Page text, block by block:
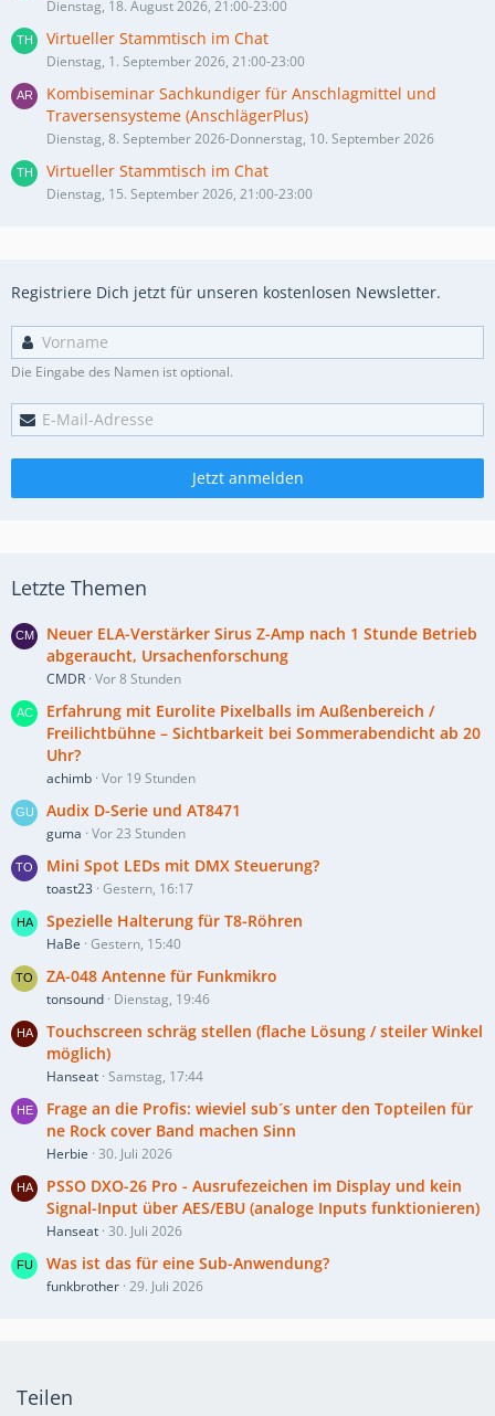
Dienstag, 18. August 2026, 21:00-23:00
Virtueller Stammtisch im Chat
Dienstag, 1. September 2026, 21:00-23:00
Kombiseminar Sachkundiger für Anschlagmittel und
Traversensysteme (AnschlägerPlus)
Dienstag, 8. September 2026-Donnerstag, 10. September 2026
Virtueller Stammtisch im Chat
Dienstag, 15. September 2026, 21:00-23:00
Registriere Dich jetzt für unseren kostenlosen Newsletter.
Die Eingabe des Namen ist optional.
Jetzt anmelden
Letzte Themen
Neuer ELA-Verstärker Sirus Z-Amp nach 1 Stunde Betrieb
abgeraucht, Ursachenforschung
CMDR Vor 8 Stunden
Erfahrung mit Eurolite Pixelballs im Außenbereich /
Freilichtbühne – Sichtbarkeit bei Sommerabendicht ab 20
Uhr?
achimb Vor 19 Stunden
Audix D-Serie und AT8471
guma Vor 23 Stunden
Mini Spot LEDs mit DMX Steuerung?
toast23 Gestern, 16:17
Spezielle Halterung für T8-Röhren
HaBe Gestern, 15:40
ZA-048 Antenne für Funkmikro
tonsound Dienstag, 19:46
Touchscreen schräg stellen (flache Lösung / steiler Winkel
möglich)
Hanseat Samstag, 17:44
Frage an die Profis: wieviel sub´s unter den Topteilen für
ne Rock cover Band machen Sinn
Herbie 30. Juli 2026
PSSO DXO-26 Pro - Ausrufezeichen im Display und kein
Signal-Input über AES/EBU (analoge Inputs funktionieren)
Hanseat 30. Juli 2026
Was ist das für eine Sub-Anwendung?
funkbrother 29. Juli 2026
Teilen